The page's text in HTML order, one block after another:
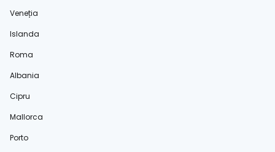
Veneția
Islanda
Roma
Albania
Cipru
Mallorca
Porto